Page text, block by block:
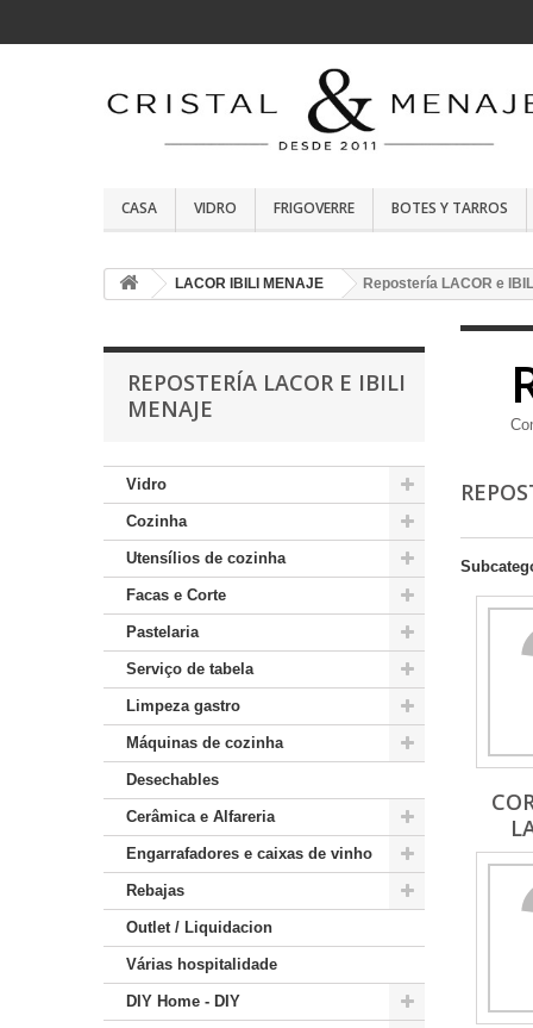
CASA VIDRO FRIGOVERRE BOTES Y TARROS
LACOR IBILI MENAJE Repostería LACOR e
REPOSTERÍA LACOR E IBILI
MENAJE
Vidro
Cozinha
Utensílios de cozinha
Facas e Corte
Pastelaria
Serviço de tabela
Limpeza gastro
Máquinas de cozinha
Desechables
Cerâmica e Alfareria
Engarrafadores e caixas de vinho
Rebajas
Outlet / Liquidacion
Várias hospitalidade
DIY Home - DIY